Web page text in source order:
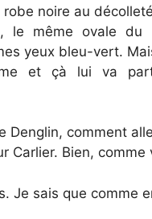
noire au
le même ovale
yeux bleu-vert.
et çà lui va
Denglin, comment
Carlier. Bien, comme
Je sais que comme